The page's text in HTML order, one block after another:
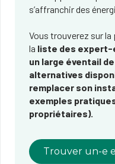
s’affranchir des
Vous trouverez sur la
la liste des expert-
un large éventail
alternatives
remplacer son
exemples
propriétaires).
Trouver un-e